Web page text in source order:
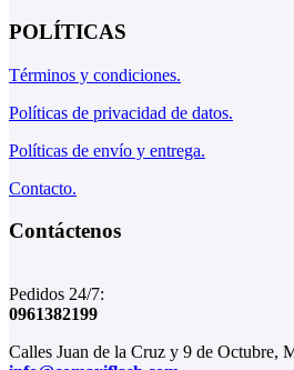
POLÍTICAS
Términos y condiciones.
Políticas de privacidad de datos.
Políticas de envío y entrega.
Contacto.
Contáctenos
Pedidos 24/7:
0961382199
Calles Juan de la Cruz y 9 de Octubre,